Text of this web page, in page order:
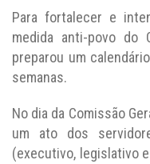
Para fortalecer e
medida anti-povo do
preparou um
semanas.
No dia da Comissão
um ato dos
(executivo, legislativo